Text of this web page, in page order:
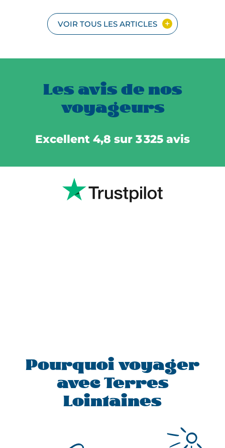
VOIR TOUS LES ARTICLES
Les avis de nos
voyageurs
Excellent 4,8 sur 3 325 avis
Pourquoi voyager
avec Terres
Lointaines